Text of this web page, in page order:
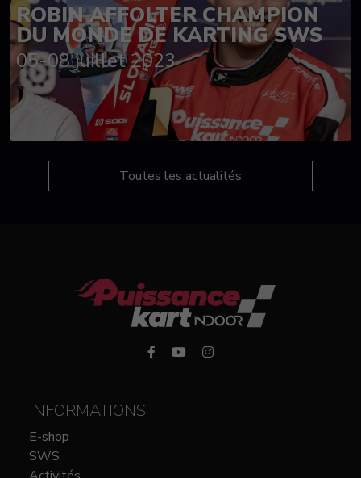
ROBIN AFFOLTER CHAMPION
DU MONDE DE KARTING SWS
05-08 juillet 2023
Toutes les actualités
INFORMATIONS
E-shop
SWS